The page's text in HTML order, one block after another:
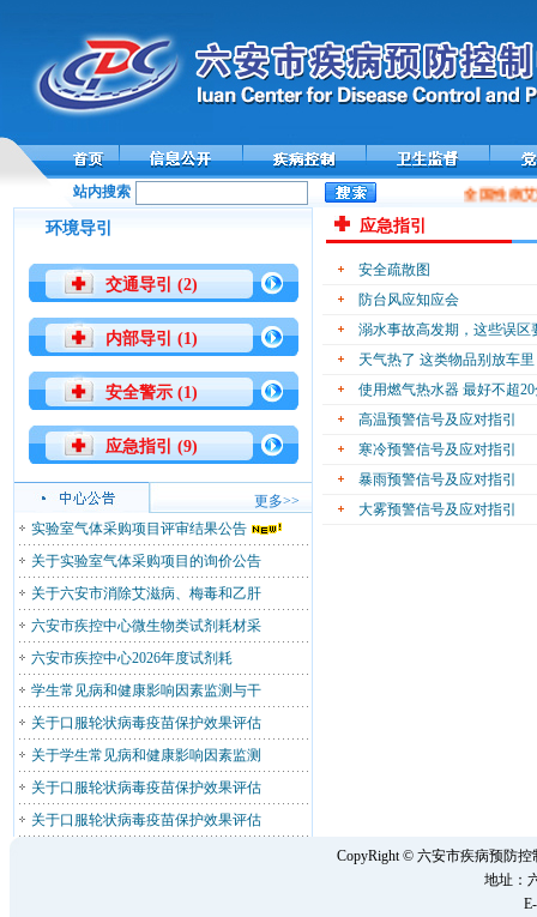
站内搜索 全国性病
环境导引
交通导引 (2)
内部导引 (1)
安全警示 (1)
应急指引 (9)
更多>>
实验室气体采购项目评审结果公告
关于实验室气体采购项目的询价公告
关于六安市消除艾滋病、梅毒和乙肝
六安市疾控中心微生物类试剂耗材采
六安市疾控中心2026年度试剂耗
学生常见病和健康影响因素监测与干
关于口服轮状病毒疫苗保护效果评估
关于学生常见病和健康影响因素监测
关于口服轮状病毒疫苗保护效果评估
关于口服轮状病毒疫苗保护效果评估
应急指引
安全疏散图
防台风应知应会
溺水事故高发期，这些误区
天气热了 这类物品别放车里
使用燃气热水器 最好不超
高温预警信号及应对指引
寒冷预警信号及应对指引
暴雨预警信号及应对指引
大雾预警信号及应对指引
CopyRight © 六安市疾病预防
地址：